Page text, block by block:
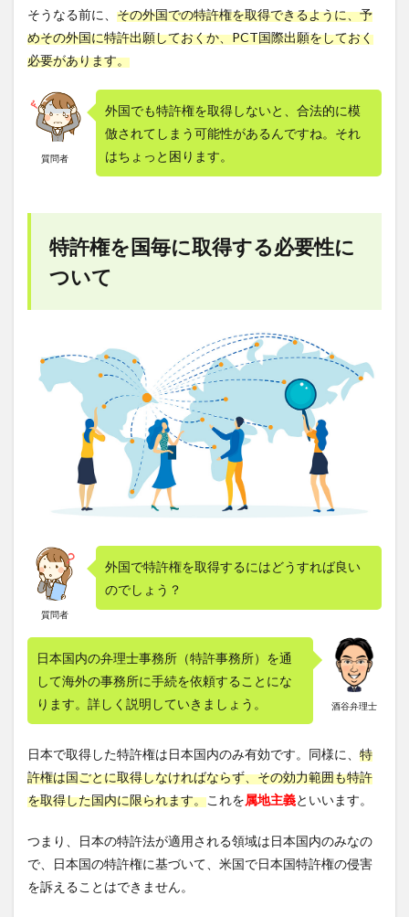
そうなる前に、 その外国での特許権を取得できるように、予
めその外国に特許出願しておくか、PCT国際出願をしておく
必要があります。
質問者
外国でも特許権を取得しないと、合法的に模
倣されてしまう可能性があるんですね。それ
はちょっと困ります。
特許権を国毎に取得する必要性に
ついて
質問者
外国で特許権を取得するにはどうすれば良い
のでしょう？
酒谷弁理士
日本国内の弁理士事務所（特許事務所）を通
して海外の事務所に手続を依頼することにな
ります。詳しく説明していきましょう。
日本で取得した特許権は日本国内のみ有効です。同様に、 特
許権は国ごとに取得しなければならず、その効力範囲も特許
を取得した国内に限られます。これを属地主義といいます。
つまり、日本の特許法が適用される領域は日本国内のみなの
で、日本国の特許権に基づいて、米国で日本国特許権の侵害
を訴えることはできません。